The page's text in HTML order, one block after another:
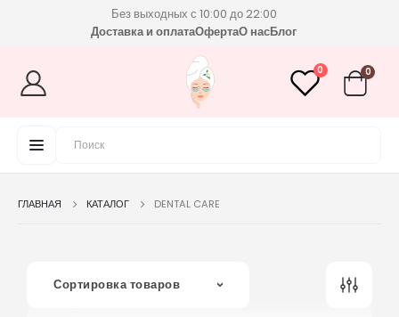
Без выходных с 10:00 до 22:00
Доставка и оплатаОфертаО насБлог
0 0
ГЛАВНАЯ КАТАЛОГ DENTAL CARE
Сортировка товаров